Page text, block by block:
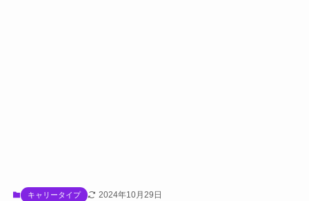
キャリータイプ 2024年10月29日